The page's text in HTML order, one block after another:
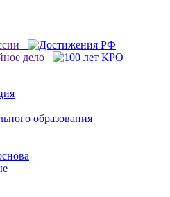
образования